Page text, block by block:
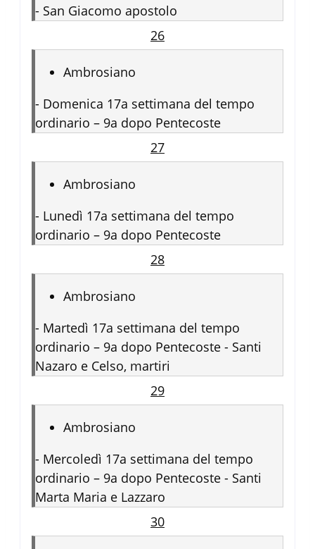
- San Giacomo apostolo
26
Ambrosiano
- Domenica 17a settimana del tempo
ordinario – 9a dopo Pentecoste
27
Ambrosiano
- Lunedì 17a settimana del tempo
ordinario – 9a dopo Pentecoste
28
Ambrosiano
- Martedì 17a settimana del tempo
ordinario – 9a dopo Pentecoste - Santi
Nazaro e Celso, martiri
29
Ambrosiano
- Mercoledì 17a settimana del tempo
ordinario – 9a dopo Pentecoste - Santi
Marta Maria e Lazzaro
30